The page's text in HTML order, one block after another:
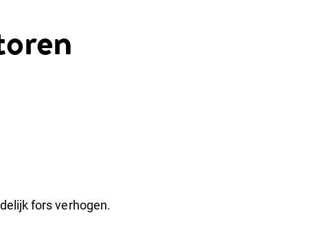
fors verhogen.